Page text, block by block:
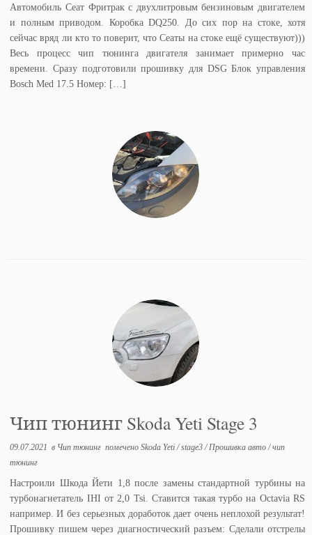
Автомобиль Сеат Фритрак с двухлитровым бензиновым двигателем
и полным приводом. Коробка DQ250. До сих пор на стоке, хотя
сейчас вряд ли кто то поверит, что Сеаты на стоке ещё существуют)))
Весь процесс чип тюнинга двигателя занимает примерно час
времени. Сразу подготовили прошивку для DSG Блок управления
Bosch Med 17.5 Номер: […]
Чип тюнинг Skoda Yeti Stage 3
09.07.2021 в Чип тюнинг помеченоSkoda Yeti/stage3/ Прошивка авто/чип
тюнинг
Настроили Шкода Йети 1,8 после замены стандартной турбины на
турбонагнетатель IHI от 2,0 Tsi. Ставится такая турбо на Octavia RS
например. И без серьезных доработок дает очень неплохой результат!
Прошивку пишем через диагностический разъем: Сделали отстрелы